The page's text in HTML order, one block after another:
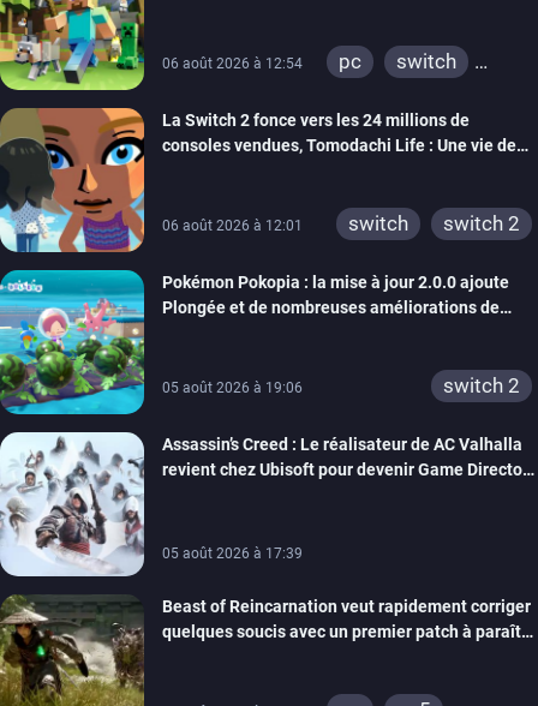
06 août 2026 à 12:54 pc
switch
xbox one
wiiu
3ds
ps3
switch 2
La Switch 2 fonce vers les 24 millions de
consoles vendues, Tomodachi Life : Une vie de
06 août 2026 à 12:01 switch switch 2
Pokémon Pokopia : la mise à jour 2.0.0 ajoute
Plongée et de nombreuses améliorations de
05 août 2026 à 19:06 switch 2
Assassin’s Creed : Le réalisateur de AC Valhalla
revient chez Ubisoft pour devenir Game Director
05 août 2026 à 17:39
Beast of Reincarnation veut rapidement corriger
quelques soucis avec un premier patch à paraître